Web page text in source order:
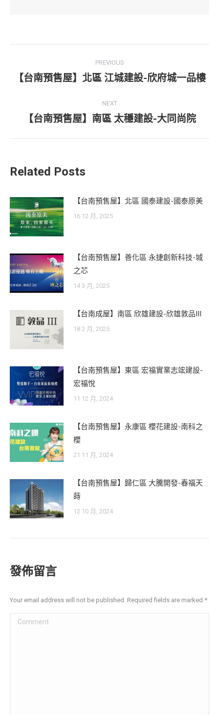
navigation
PREVIOUS
Previous
【台南預售屋】北區 江城建設-欣府城一品樓
NEXT
Next
【台南預售屋】南區 太穩建設-大同尚院
Related Posts
【台南預售屋】北區 國泰建設-國泰原美
16 12 月, 2025
【台南預售屋】善化區 永捷創新科技-城
之芯
14 3 月, 2025
【台南成屋】南區 欣雄建設-欣雄敦品III
18 2 月, 2025
【台南預售屋】東區 宏福實業志竤建設-
宏福悅
11 12 月, 2024
【台南預售屋】永康區 櫻花建設-南科之
櫻
21 11 月, 2024
【台南預售屋】歸仁區 大騰開發-春福天
蒔
12 10 月, 2024
發佈留言
Your email address will not be published. Required fields are marked *
Comment